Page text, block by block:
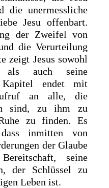
die unermessliche
Jesu offenbart.
der Zweifel von
die Verurteilung
zeigt Jesus sowohl
als auch seine
Kapitel endet mit
an alle, die
sind, zu ihm zu
zu finden. Es
inmitten von
der Glaube
seine
der Schlüssel zu
Leben ist.